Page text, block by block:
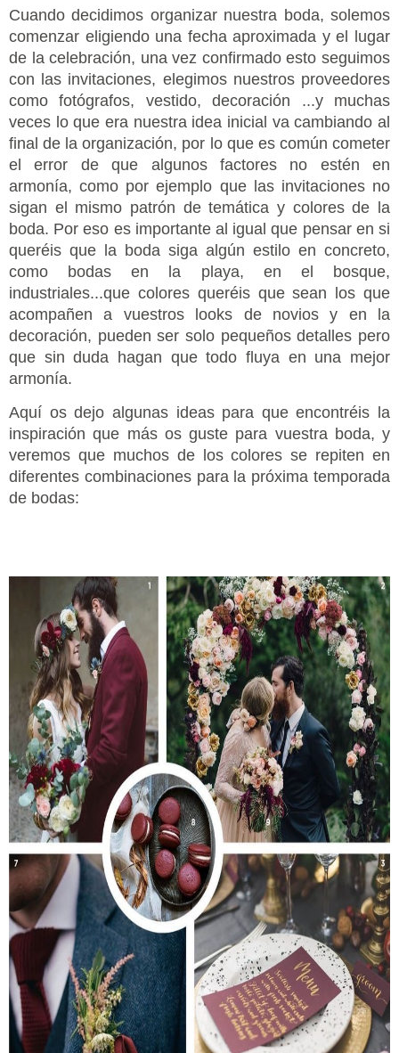
Cuando decidimos organizar nuestra boda, solemos
comenzar eligiendo una fecha aproximada y el lugar
de la celebración, una vez confirmado esto seguimos
con las invitaciones, elegimos nuestros proveedores
como fotógrafos, vestido, decoración ...y muchas
veces lo que era nuestra idea inicial va cambiando al
final de la organización, por lo que es común cometer
el error de que algunos factores no estén en
armonía, como por ejemplo que las invitaciones no
sigan el mismo patrón de temática y colores de la
boda. Por eso es importante al igual que pensar en si
queréis que la boda siga algún estilo en concreto,
como bodas en la playa, en el bosque,
industriales...que colores queréis que sean los que
acompañen a vuestros looks de novios y en la
decoración, pueden ser solo pequeños detalles pero
que sin duda hagan que todo fluya en una mejor
armonía.
Aquí os dejo algunas ideas para que encontréis la
inspiración que más os guste para vuestra boda, y
veremos que muchos de los colores se repiten en
diferentes combinaciones para la próxima temporada
de bodas: